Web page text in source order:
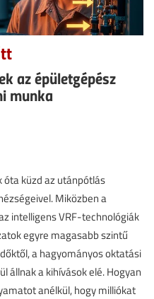
az épületgépész
munka
küzd az utánpótlás
Miközben a
intelligens VRF-technológiák
egyre magasabb szintű
a hagyományos oktatási
állnak a kihívások elé. Hogyan
anélkül, hogy milliókat